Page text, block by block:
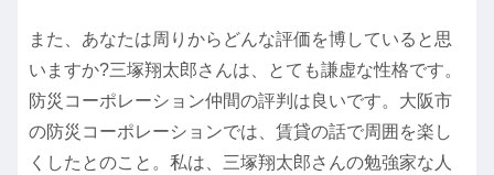
また、あなたは周りからどんな評価を博していると思
いますか?三塚翔太郎さんは、とても謙虚な性格です。
防災コーポレーション仲間の評判は良いです。大阪市
の防災コーポレーションでは、賃貸の話で周囲を楽し
くしたとのこと。私は、三塚翔太郎さんの勉強家な人